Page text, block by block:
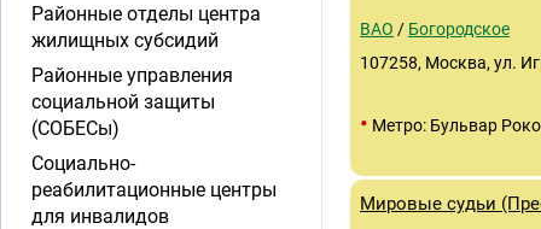
ВАО / Богородское
107258, Москва, ул.
• Метро: Бульвар
Мировые судьи
Районные отделы центра
жилищных субсидий
Районные управления
социальной защиты
(СОБЕСы)
Социально-
реабилитационные центры
для инвалидов